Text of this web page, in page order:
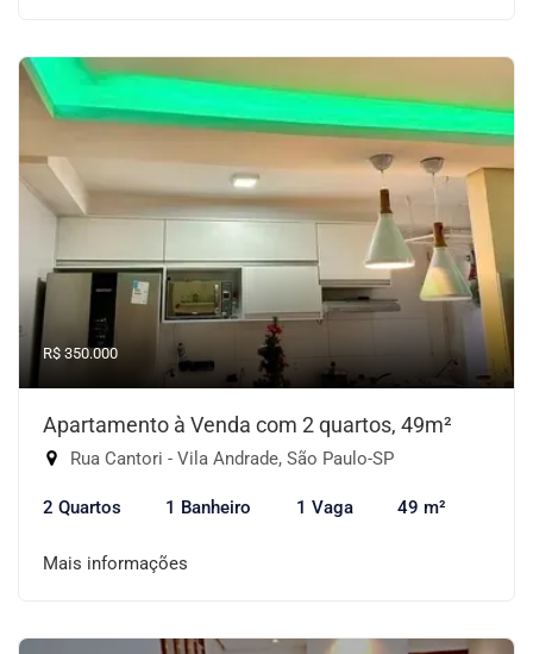
R$ 350.000
Apartamento à Venda com 2 quartos, 49m²
Rua Cantori - Vila Andrade, São Paulo-SP
2 Quartos 1 Banheiro 1 Vaga 49 m²
Mais informações